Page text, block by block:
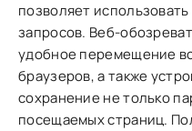
позволяет
запросов. Веб-
удобное перемещение
браузеров, а также
сохранение не только
посещаемых страниц.